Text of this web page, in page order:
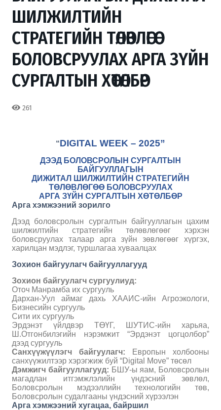
ШИЛЖИЛТИЙН
СТРАТЕГИЙН ТӨЛӨВЛӨГӨӨ
БОЛОВСРУУЛАХ АРГА ЗҮЙН
СУРГАЛТЫН ХӨТӨЛБӨР
261
“DIGITAL WEEK – 2025”
ДЭЭД БОЛОВСРОЛЫН СУРГАЛТЫН
БАЙГУУЛЛАГЫН
ДИЖИТАЛ ШИЛЖИЛТИЙН СТРАТЕГИЙН
ТӨЛӨВЛӨГӨӨ БОЛОВСРУУЛАХ
АРГА ЗҮЙН СУРГАЛТЫН ХӨТӨЛБӨР
Арга хэмжээний зорилго
Дээд боловсролын сургалтын байгууллагын цахим
шилжилтийн стратегийн төлөвлөгөөг хэрхэн
боловсруулах талаар арга зүйн зөвлөгөөг хүргэх,
харилцан мэдлэг, туршлагаа хуваалцах
Зохион байгуулагч байгууллагууд
Зохион байгуулагч сургуулиуд:
Оточ Манрамба их сургууль
Дархан-Уул аймаг дахь ХААИС-ийн Агроэкологи,
Бизнесийн сургууль
Сити их сургууль
Эрдэнэт үйлдвэр ТӨҮГ, ШУТИС-ийн харьяа,
Ш.Отгонбилэгийн нэрэмжит “Эрдэнэт цогцолбор”
дээд сургууль
Санхүүжүүлэгч байгуулагч:
Европын холбооны
санхүүжилтээр хэрэгжиж буй “Digital Move” төсөл
Дэмжигч байгууллагууд: БШУ-ы яам, Боловсролын
магадлан итгэмжлэлийн үндэсний зөвлөл,
Боловсролын мэдээллийн технологийн төв,
Боловсролын судалгааны үндэсний хүрээлэн
Арга хэмжээний хугацаа, байршил